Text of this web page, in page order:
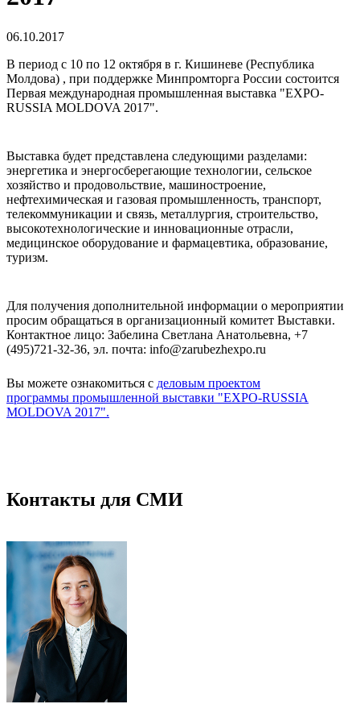
06.10.2017
В период с 10 по 12 октября в г. Кишиневе (Республика
Молдова) , при поддержке Минпромторга России состоится
Первая международная промышленная выставка "EXPO-
RUSSIA MOLDOVA 2017".
Выставка будет представлена следующими разделами:
энергетика и энергосберегающие технологии, сельское
хозяйство и продовольствие, машиностроение,
нефтехимическая и газовая промышленность, транспорт,
телекоммуникации и связь, металлургия, строительство,
высокотехнологические и инновационные отрасли,
медицинское оборудование и фармацевтика, образование,
туризм.
Для получения дополнительной информации о мероприятии
просим обращаться в организационный комитет Выставки.
Контактное лицо: Забелина Светлана Анатольевна, +7
(495)721-32-36, эл. почта: info@zarubezhexpo.ru
Вы можете ознакомиться с деловым проектом
программы промышленной выставки "EXPO-RUSSIA
MOLDOVA 2017".
Контакты для СМИ